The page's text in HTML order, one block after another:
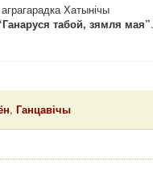
аграгарадка Хатынічы
табой, зямля мая”.
,Ганцавічы